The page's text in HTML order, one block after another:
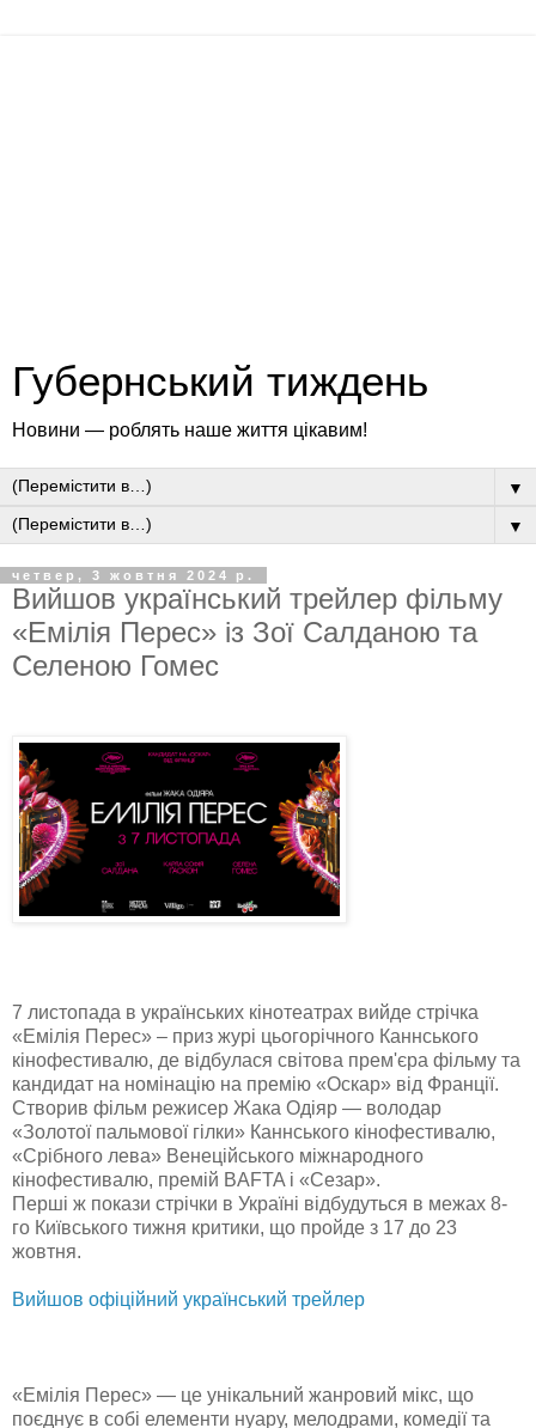
Губернський тиждень
Новини — роблять наше життя цікавим!
▼
▼
четвер, 3 жовтня 2024 р.
Вийшов український трейлер фільму
«Емілія Перес» із Зої Салданою та
Селеною Гомес
7 листопада в українських кінотеатрах вийде стрічка
«Емілія Перес» – приз журі цьогорічного Каннського
кінофестивалю, де відбулася світова прем'єра фільму та
кандидат на номінацію на премію «Оскар» від Франції.
Створив фільм режисер Жака Одіяр — володар
«Золотої пальмової гілки» Каннського кінофестивалю,
«Срібного лева» Венеційського міжнародного
кінофестивалю, премій BAFTA і «Сезар».
Перші ж покази стрічки в Україні відбудуться в межах 8-
го Київського тижня критики, що пройде з 17 до 23
жовтня.
Вийшов офіційний український трейлер
«Емілія Перес» — це унікальний жанровий мікс, що
поєднує в собі елементи нуару, мелодрами, комедії та